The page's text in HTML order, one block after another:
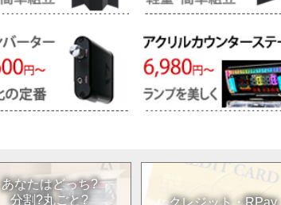
あなたはどっち?
分割?丸ごと?
クレジット・RPay